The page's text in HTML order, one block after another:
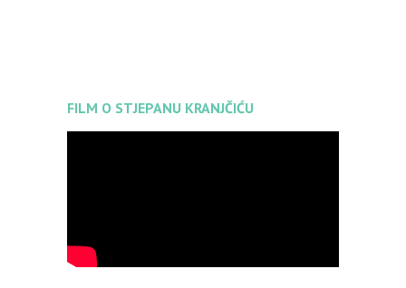
FILM O STJEPANU KRANJČIĆU